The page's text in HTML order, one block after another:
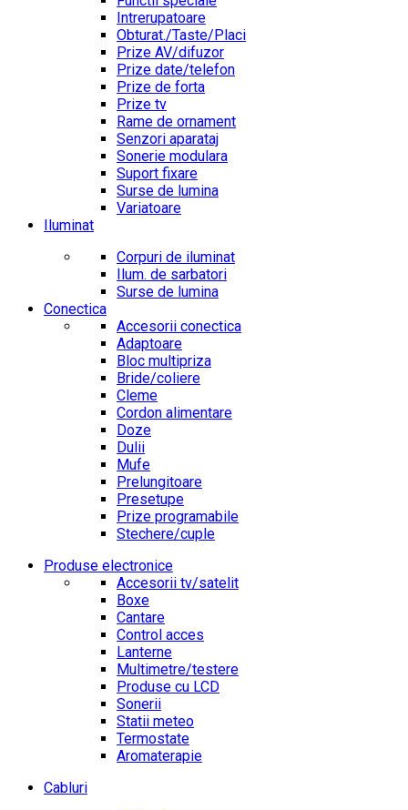
Intrerupatoare
Obturat./Taste/Placi
Prize AV/difuzor
Prize date/telefon
Prize de forta
Prize tv
Rame de ornament
Senzori aparataj
Sonerie modulara
Suport fixare
Surse de lumina
Variatoare
Iluminat
Corpuri de iluminat
Ilum. de sarbatori
Surse de lumina
Conectica
Accesorii conectica
Adaptoare
Bloc multipriza
Bride/coliere
Cleme
Cordon alimentare
Doze
Dulii
Mufe
Prelungitoare
Presetupe
Prize programabile
Stechere/cuple
Produse electronice
Accesorii tv/satelit
Boxe
Cantare
Control acces
Lanterne
Multimetre/testere
Produse cu LCD
Sonerii
Statii meteo
Termostate
Aromaterapie
Cabluri